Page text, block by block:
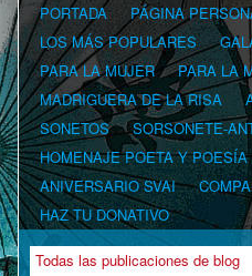
PORTADA PÁGINA
LOS MÁS POPULARES
PARA LA MUJER
PARA LA
MADRIGUERA DE LA RISA
SONETOS
SORSONETE-
HOMENAJE POETA Y POESÍA
ANIVERSARIO SVAI
HAZ TU DONATIVO
Todas las publicaciones de blog